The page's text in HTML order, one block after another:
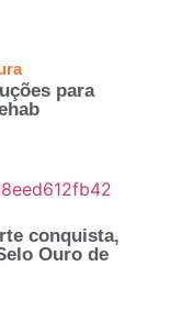
para
conquista,
Ouro de